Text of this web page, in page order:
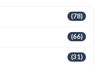
(78)
(66)
(31)